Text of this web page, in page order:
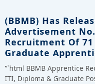
(BBMB) Has
Advertisement
Recruitment Of
Graduate
“`html BBMB Apprentice
ITI, Diploma & Graduate